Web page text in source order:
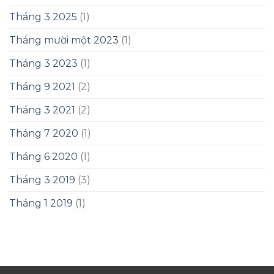
Tháng 3 2025 (1)
Tháng mười một 2023 (1)
Tháng 3 2023 (1)
Tháng 9 2021 (2)
Tháng 3 2021 (2)
Tháng 7 2020 (1)
Tháng 6 2020 (1)
Tháng 3 2019 (3)
Tháng 1 2019 (1)